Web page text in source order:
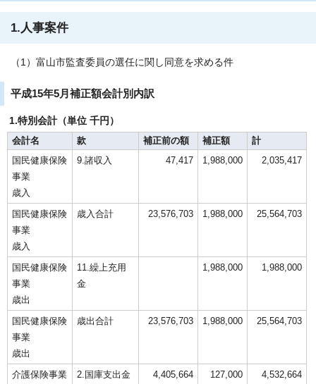
1.人事案件
（1）富山市監査委員の選任に関し同意を求める件
平成15年5月補正額会計別内訳
1.特別会計（単位 千円）
会計名
款 補正前の額 補正額
計
国民健康保険
事業
歳入
9.諸収入 47,417 1,988,000 2,035,417
国民健康保険
事業
歳入
歳入合計 23,576,703 1,988,000 25,564,703
国民健康保険
事業
歳出
11.繰上充用
金
1,988,000 1,988,000
国民健康保険
事業
歳出
歳出合計 23,576,703 1,988,000 25,564,703
介護保険事業 2.国庫支出金 4,405,664 127,000 4,532,664